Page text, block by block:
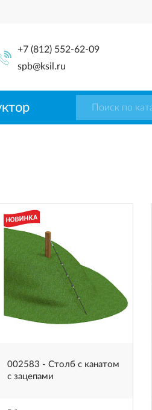
+7 (812) 552-62-09
spb@ksil.ru
002583 - Столб с канатом
с зацепами